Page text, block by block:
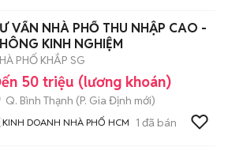
CHUNG CƯ - NHÀ Ở
VẤN NHÀ PHỐ THU NHẬP CAO -
KINH NGHIỆM
PHỐ KHẮP SG
50 triệu (lương khoán)
Q. Bình Thạnh (P. Gia Định mới)
KINH DOANH NHÀ PHỐ HCM 1 đã bán